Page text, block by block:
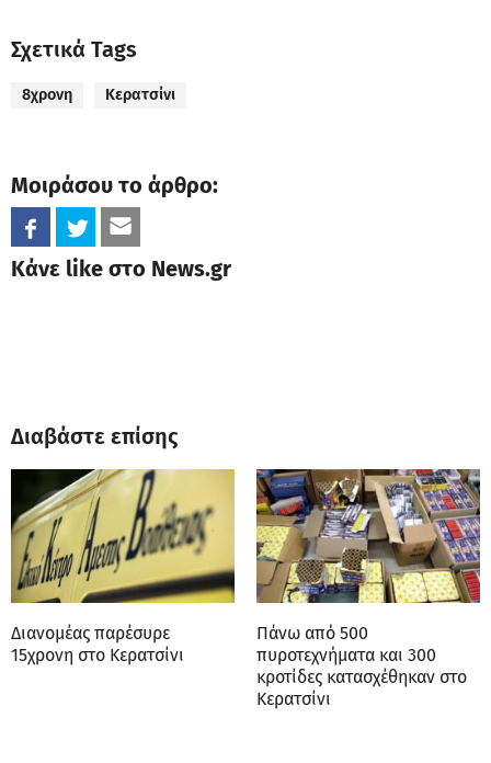
Σχετικά Tags
8χρονη Κερατσίνι
Μοιράσου το άρθρο:
Κάνε like στο News.gr
Διαβάστε επίσης
Διανομέας παρέσυρε
15χρονη στο Κερατσίνι
Πάνω από 500
πυροτεχνήματα και 300
κροτίδες κατασχέθηκαν στο
Κερατσίνι